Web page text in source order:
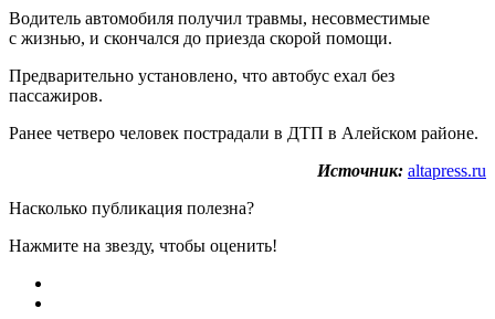
Водитель автомобиля получил травмы, несовместимые
с жизнью, и скончался до приезда скорой помощи.
Предварительно установлено, что автобус ехал без
пассажиров.
Ранее четверо человек пострадали в ДТП в Алейском районе.
Источник: altapress.ru
Насколько публикация полезна?
Нажмите на звезду, чтобы оценить!